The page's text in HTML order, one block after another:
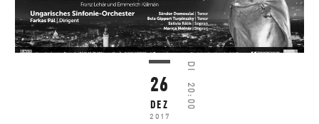
26
DEZ
2017
DI
20:00